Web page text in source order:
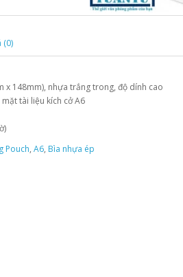
(0)
x 148mm), nhựa trắng trong, độ dính cao
tài liệu kích cở A6
Pouch, A6, Bìa nhựa ép